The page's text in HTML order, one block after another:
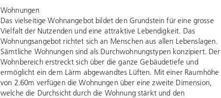
Wohnungen
Das vielseitige Wohnangebot bildet den Grundstein für eine grosse
Vielfalt der Nutzenden und eine attraktive Lebendigkeit. Das
Wohnungsangebot richtet sich an Menschen aus allen Lebenslagen.
Sämtliche Wohnungen sind als Durchwohnungstypen konzipiert. Der
Wohnbereich erstreckt sich über die ganze Gebäudetiefe und
ermöglicht ein dem Lärm abgewandtes Lüften. Mit einer Raumhöhe
von 2.60m verfügen die Wohnungen über eine zweite Dimension,
welche die Durchsicht durch die Wohnung stärkt und den